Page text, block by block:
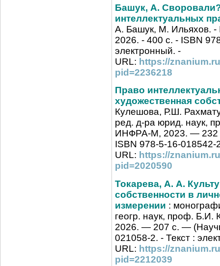
Башук, А.
интеллектуальных
А. Башук, М. Ильяхов.
2026. - 400 с. - ISBN
электронный. -
URL: https://
pid=2236218
Право
художественная
Кулешова, Р.Ш.
ред. д-ра юрид. наук,
ИНФРА-М, 2023. —
ISBN 978-5-16-018542-
URL: https://
pid=2020590
Токарева, А. А.
собственности в
измерении :
геогр. наук, проф.
2026. — 207 с. —
021058-2. - Текст :
URL: https://
pid=2212039